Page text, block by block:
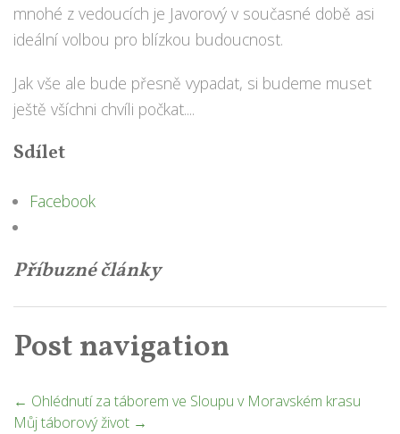
mnohé z vedoucích je Javorový v současné době asi
ideální volbou pro blízkou budoucnost.
Jak vše ale bude přesně vypadat, si budeme muset
ještě všíchni chvíli počkat....
Sdílet
Facebook
Příbuzné články
Post navigation
← Ohlédnutí za táborem ve Sloupu v Moravském krasu
Můj táborový život →